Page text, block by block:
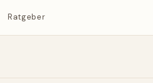
Ratgeber